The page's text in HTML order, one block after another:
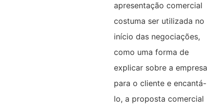
apresentação comercial
costuma ser utilizada no
início das negociações,
como uma forma de
explicar sobre a empresa
para o cliente e encantá-
lo, a proposta comercial